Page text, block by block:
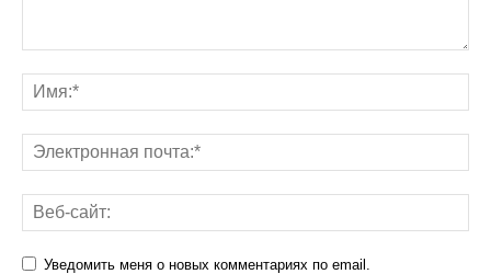
Уведомить меня о новых комментариях по email.